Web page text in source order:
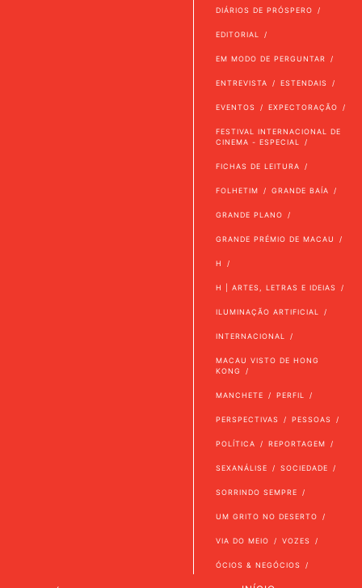
DIÁRIOS DE PRÓSPERO
EDITORIAL
EM MODO DE PERGUNTAR
ENTREVISTA ESTENDAIS
EVENTOS EXPECTORAÇÃO
FESTIVAL INTERNACIONAL DE
CINEMA - ESPECIAL
FICHAS DE LEITURA
FOLHETIM GRANDE BAÍA
GRANDE PLANO
GRANDE PRÉMIO DE MACAU
H
H | ARTES, LETRAS E IDEIAS
ILUMINAÇÃO ARTIFICIAL
INTERNACIONAL
MACAU VISTO DE HONG
KONG
MANCHETE PERFIL
PERSPECTIVAS PESSOAS
POLÍTICA REPORTAGEM
SEXANÁLISE SOCIEDADE
SORRINDO SEMPRE
UM GRITO NO DESERTO
VIA DO MEIO VOZES
ÓCIOS & NEGÓCIOS